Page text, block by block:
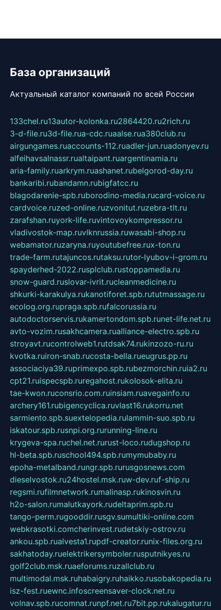
База организаций
Актуальный каталог компаний по всей России
133chel.ru13autor-kolonka.ru2864420.ru2rich.ru
3-d-file.ru3d-file.rua-cdc.ruaalse.rua380club.ru
airgungames.ruaccounts-112.ruadler-jun.ruadonyev.ru
alfeihavsalnassr.rualtaipant.ruargentinamia.ru
aria-family.ruarkrym.ruashanet.rubelgorod-day.ru
bankaribi.rubandamn.rubigfatcc.ru
blagodarenie-spb.ruborodino-media.rucard-voice.ru
cardvoice.ruzed-online.ruzvonitut.ruzebra-tlt.ru
zarafshan.ruyork-life.ruvintovoykompressor.ru
vladivostok-map.ruvlknrussia.ruwasabi-shop.ru
webamator.ruzaryna.ruyoutubefree.rux-ton.ru
trade-farm.rutajuncos.rutaksu.rutor-lyubov-i-grom.ru
spayderhed-2022.rusplclub.rustoppamedia.ru
snow-guard.ruslovar-ivrit.rucleanmedicine.ru
shkurki-karakulya.rukanotiforet.spb.rututmassage.ru
ecolog.org.rupraga.spb.rufalcorussia.ru
autodoctorservis.rukamertondom.spb.runet-life.net.ru
avto-vozim.rusakhcamera.rualliance-electro.spb.ru
stroyavt.rucontrolweb1.rutdsak74.rukinzozo-ru.ru
kvotka.ruiron-snab.rucosta-bella.rueugrus.pp.ru
associaciya39.ruprimexpo.spb.rubezmorchin.ruia2.ru
cpt21.ruispecspb.ruregahost.rukolosok-elita.ru
tae-kwon.ruconsrio.com.ruinsiam.ruavegainfo.ru
archery161.rubigencyclica.ruvlast16.rukorru.net
sarmiento.spb.suextelopedia.rulammin-suo.spb.ru
iskatour.spb.rusnpi.org.rurunning-line.ru
krygeva-spa.ruchel.net.rurust-loco.rudugshop.ru
hl-beta.spb.ruschool494.spb.rumymubaby.ru
epoha-metalband.rungr.spb.rurusgosnews.com
dieselvostok.ru24hostel.msk.ruw-dev.ruf-ship.ru
regsmi.rufilmnetwork.rumalinasp.rukinosvin.ru
h2o-salon.rumalutkayork.rudeltaprim.spb.ru
tango-perm.rugooddir.rusgv.sumultiki-online.com
webkrasotki.comcherinvest.rudetskiy-ostrov.ru
ankou.spb.rualvesta1.rupdf-creator.runix-files.org.ru
sakhatoday.ruelektrikersymboler.rusputnikyes.ru
golf2club.msk.ruaeforums.ruzallclub.ru
multimodal.msk.ruhabaigry.ruhaikko.rusobakopedia.ru
isz-fest.ruewnc.infoscreensaver-clock.net.ru
volnav.spb.rucomnat.runpf.net.ru7bit.pp.rukalugatur.ru